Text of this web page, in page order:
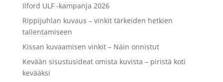
Ilford ULF -kampanja 2026
Rippijuhlan kuvaus – vinkit tärkeiden hetkien
tallentamiseen
Kissan kuvaamisen vinkit – Näin onnistut
Kevään sisustusideat omista kuvista – piristä koti
kevääksi